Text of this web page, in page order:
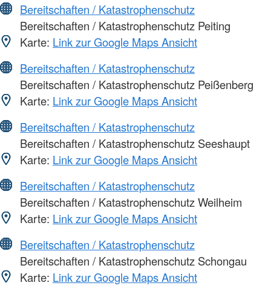
Bereitschaften / Katastrophenschutz
Bereitschaften / Katastrophenschutz Peiting
Karte: Link zur Google Maps Ansicht
Bereitschaften / Katastrophenschutz
Bereitschaften / Katastrophenschutz Peißenberg
Karte: Link zur Google Maps Ansicht
Bereitschaften / Katastrophenschutz
Bereitschaften / Katastrophenschutz Seeshaupt
Karte: Link zur Google Maps Ansicht
Bereitschaften / Katastrophenschutz
Bereitschaften / Katastrophenschutz Weilheim
Karte: Link zur Google Maps Ansicht
Bereitschaften / Katastrophenschutz
Bereitschaften / Katastrophenschutz Schongau
Karte: Link zur Google Maps Ansicht